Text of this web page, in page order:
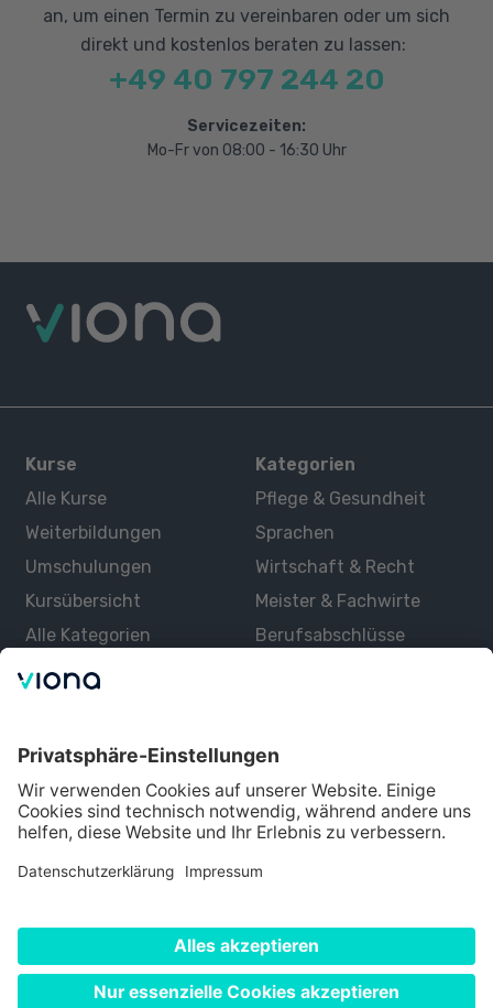
an, um einen Termin zu vereinbaren oder um sich
direkt und kostenlos beraten zu lassen:
+49 40 797 244 20
Servicezeiten:
Mo-Fr von 08:00 - 16:30 Uhr
Kurse
Alle Kurse
Weiterbildungen
Umschulungen
Kursübersicht
Alle Kategorien
Kategorien
Pflege & Gesundheit
Sprachen
Wirtschaft & Recht
Meister & Fachwirte
Berufsabschlüsse
Über uns
Lernen mit Viona
Alle Partner
Partner werden
Impressum
Nutzungsbedingungen
Cookie Einstellungen